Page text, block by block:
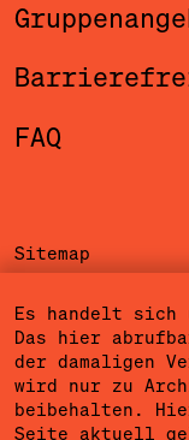
FAQ
Sitemap
Es handelt sich
Das hier
der damaligen
wird nur zu
beibehalten.
Seite aktuell